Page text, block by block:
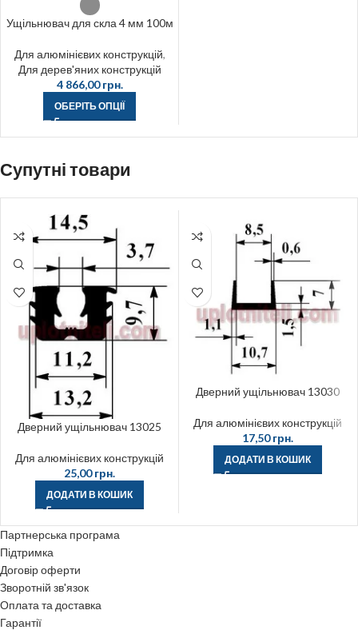
Ущільнювач для скла 4 мм 100м
Для алюмінієвих конструкцій,
Для дерев'яних конструкцій
4 866,00грн.
ОБЕРІТЬ ОПЦІЇ
Супутні товари
Дверний ущільнювач 13025
Для алюмінієвих конструкцій
25,00грн.
ДОДАТИ В КОШИК
Дверний ущільнювач 13030
Для алюмінієвих конструкцій
17,50грн.
ДОДАТИ В КОШИК
Партнерська програма
Підтримка
Договір оферти
Зворотній зв'язок
Оплата та доставка
Гарантії